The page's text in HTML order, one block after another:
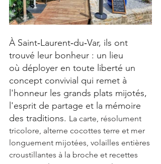
À Saint‑Laurent‑du‑Var, ils ont
trouvé leur bonheur : un lieu
où déployer en toute liberté un
concept convivial qui remet à
l'honneur les grands plats mijotés,
l'esprit de partage et la mémoire
des traditions. La carte, résolument
tricolore, alterne cocottes terre et mer
longuement mijotées, volailles entières
croustillantes à la broche et recettes